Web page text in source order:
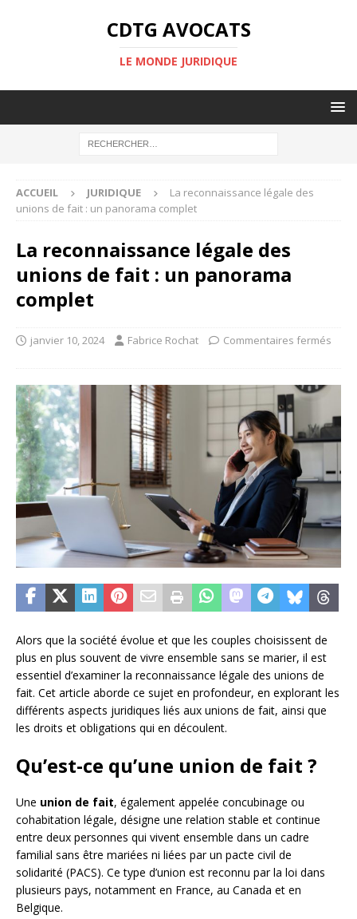
CDTG AVOCATS
LE MONDE JURIDIQUE
ACCUEIL JURIDIQUE
La reconnaissance légale des
unions de fait : un panorama complet
La reconnaissance légale des
unions de fait : un panorama
complet
janvier 10, 2024 Fabrice Rochat Commentaires fermés
Alors que la société évolue et que les couples choisissent de
plus en plus souvent de vivre ensemble sans se marier, il est
essentiel d’examiner la reconnaissance légale des unions de
fait. Cet article aborde ce sujet en profondeur, en explorant les
différents aspects juridiques liés aux unions de fait, ainsi que
les droits et obligations qui en découlent.
Qu’est-ce qu’une union de fait ?
Une union de fait, également appelée concubinage ou
cohabitation légale, désigne une relation stable et continue
entre deux personnes qui vivent ensemble dans un cadre
familial sans être mariées ni liées par un pacte civil de
solidarité (PACS). Ce type d’union est reconnu par la loi dans
plusieurs pays, notamment en France, au Canada et en
Belgique.